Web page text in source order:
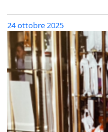
24 ottobre 2025